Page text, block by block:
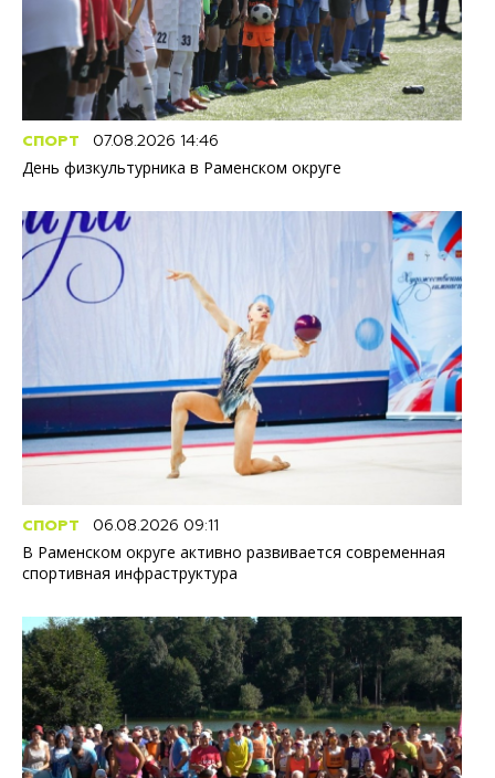
СПОРТ 07.08.2026 14:46
День физкультурника в Раменском округе
СПОРТ 06.08.2026 09:11
В Раменском округе активно развивается современная
спортивная инфраструктура